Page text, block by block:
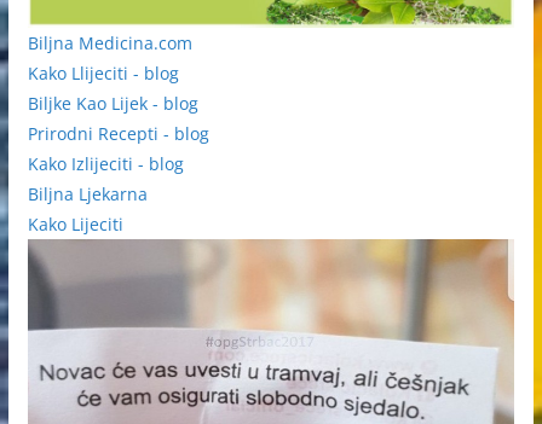
Biljna Medicina.com
Kako Llijeciti - blog
Biljke Kao Lijek - blog
Prirodni Recepti - blog
Kako Izlijeciti - blog
Biljna Ljekarna
Kako Lijeciti